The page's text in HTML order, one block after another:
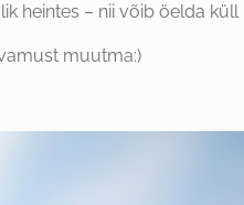
heintes – nii võib öelda küll
muutma:)